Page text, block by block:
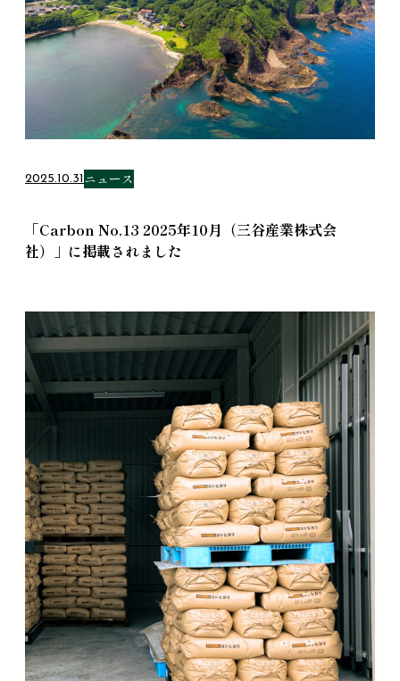
2025.10.31 ニュース
「Carbon No.13 2025年10月（三谷産業株式会
社）」に掲載されました